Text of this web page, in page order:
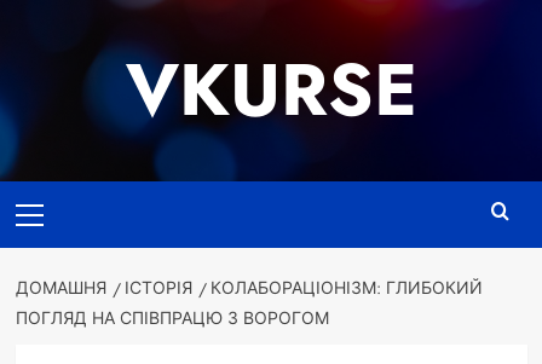
VKURSE
меню
ДОМАШНЯ ІСТОРІЯ
КОЛАБОРАЦІОНІЗМ: ГЛИБОКИЙ
ПОГЛЯД НА СПІВПРАЦЮ З ВОРОГОМ